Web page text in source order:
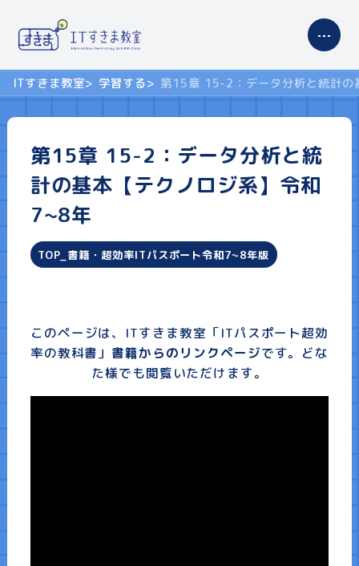
コンテンツ案内
学習する
ITパスポート
プロフィール
ITすきま教室 学習する 第15章 15-2：データ分析と統計の
第15章 15-2：データ分析と統
計の基本【テクノロジ系】令和
7~8年
TOP_書籍・超効率ITパスポート令和7~8年版
このページは、ITすきま教室「ITパスポート超効
率の教科書」書籍からのリンクページです。どな
た様でも閲覧いただけます。